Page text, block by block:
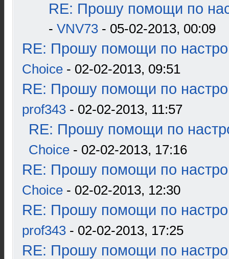
RE: Прошу помощи по
- VNV73 - 05-02-2013, 00:09
RE: Прошу помощи по
Choice - 02-02-2013, 09:51
RE: Прошу помощи по
prof343 - 02-02-2013, 11:57
RE: Прошу помощи по
Choice - 02-02-2013, 17:16
RE: Прошу помощи по
Choice - 02-02-2013, 12:30
RE: Прошу помощи по
prof343 - 02-02-2013, 17:25
RE: Прошу помощи по